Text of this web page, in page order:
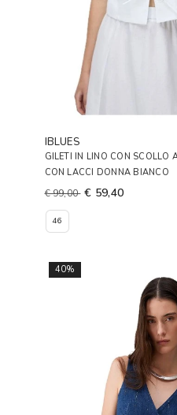
IBLUES
GILETI IN LINO CON SCOLLO
CON LACCI DONNA BIANCO
€ 99,00 € 59,40
46
40%